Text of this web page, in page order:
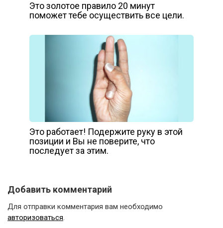
Это золотое правило 20 минут
поможет тебе осуществить все цели.
Это работает! Подержите руку в этой
позиции и Вы не поверите, что
последует за этим.
Добавить комментарий
Для отправки комментария вам необходимо
авторизоваться.